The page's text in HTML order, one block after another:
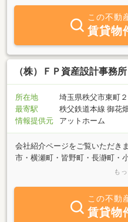
この不動
賃貸物
（株）ＦＰ資産設計事務
所在地
埼玉県秩父市東町
最寄駅
秩父鉄道本線 御花
情報提供元
アットホーム
会社紹介ページをご覧いただき
市・横瀬町・皆野町・長瀞町・
理・処分、移住に伴う住宅・土
させて頂きます。相続のこと、
と、移住のこと、総合窓口とし
店をお待ちしております。
も
この不動
賃貸物